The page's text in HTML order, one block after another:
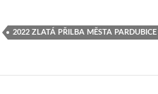
2022 ZLATÁ PŘILBA MĚSTA PARDUBICE